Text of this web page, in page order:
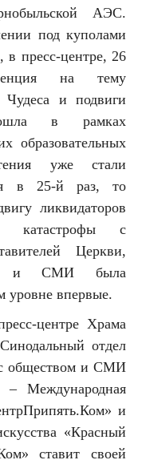
АЭС.
под куполами
в пресс-центре, 26
на тему
и подвиги
в рамках
образовательных
уже стали
в 25-й раз, то
ликвидаторов
катастрофы с
Церкви,
и СМИ была
уровне впервые.
центре Храма
отдел
обществом и СМИ
Международная
и
«Красный
ставит своей